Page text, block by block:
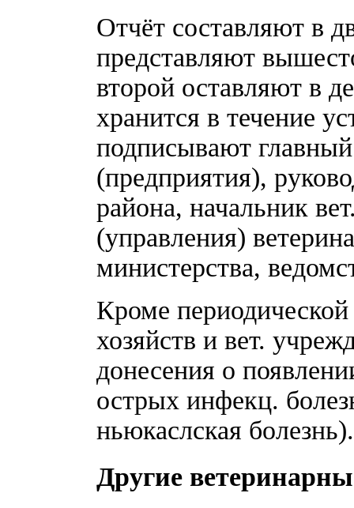
Отчёт составляют в
представляют
второй оставляют в
хранится в течение
подписывают главный
(предприятия),
района, начальник
(управления)
министерства,
Кроме периодической
хозяйств и вет.
донесения о
острых инфекц.
ньюкаслская болезнь).
Другие